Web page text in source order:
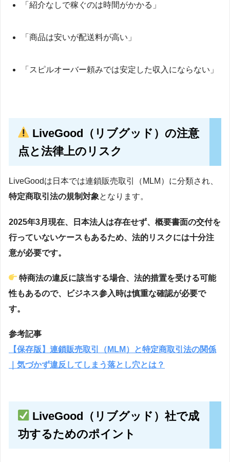
「紹介なしで稼ぐのは時間がかかる」
「商品は安いが配送料が高い」
「スピルオーバー頼みでは安定した収入にならない」
LiveGood（リブグッド）の注意
点と法律上のリスク
LiveGoodは日本では連鎖販売取引（MLM）に分類され、
特定商取引法の規制対象となります。
2025年3月現在、日本法人は存在せず、概要書面の交付を
行っていないケースもあるため、法的リスクには十分注
意が必要です。
特商法の違反に該当する場合、法的措置を受ける可能
性もあるので、ビジネス参入時は慎重な確認が必要で
す。
参考記事
【保存版】連鎖販売取引（MLM）と特定商取引法の関係
｜気づかず違反してしまう落とし穴とは？
LiveGood（リブグッド）社で成
功するためのポイント